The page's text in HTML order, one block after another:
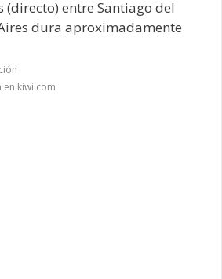
(directo) entre Santiago del
dura aproximadamente
kiwi.com